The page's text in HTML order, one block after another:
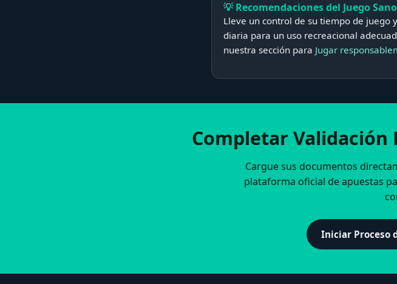
💡 Recomendaciones del Juego Sano
Lleve un control de su tiempo de
diaria para un uso recreacional
nuestra sección para Jugar
Completar Validación
Cargue sus documentos
plataforma oficial de apuestas
Iniciar Proceso